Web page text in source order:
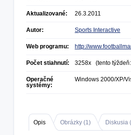
Aktualizované: 26.3.2011
Autor: Sports Interactive
Web programu: http://
Počet stiahnutí: 3258x (tento
Operačné
systémy:
Windows 2000/XP/
Opis Obrázky (1) Diskusia (